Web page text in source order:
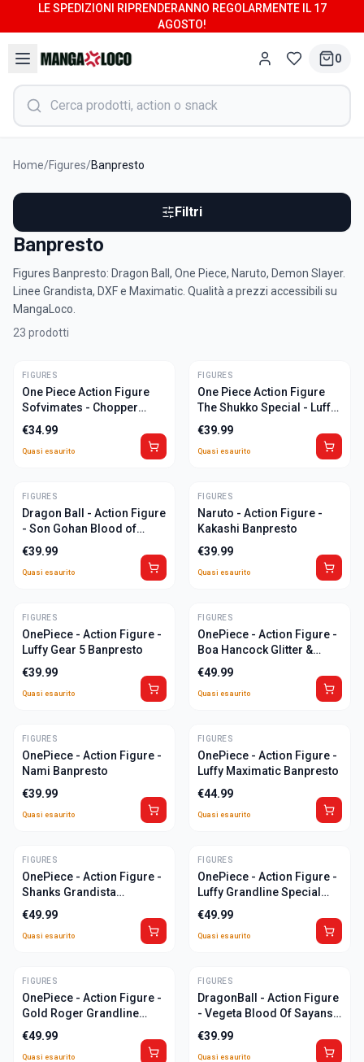
LE SPEDIZIONI RIPRENDERANNO REGOLARMENTE IL 17
AGOSTO!
0
Home/Figures/Banpresto
Filtri
Banpresto
Figures Banpresto: Dragon Ball, One Piece, Naruto, Demon Slayer.
Linee Grandista, DXF e Maximatic. Qualità a prezzi accessibili su
MangaLoco.
23 prodotti
ULTIME
FIGURES
One Piece Action Figure
Sofvimates - Chopper
Banpresto
€34.99
Quasi esaurito
ULTIME
FIGURES
One Piece Action Figure
The Shukko Special - Luffy
Banpresto
€39.99
Quasi esaurito
ULTIME
FIGURES
Dragon Ball - Action Figure
- Son Gohan Blood of
Saiyans Banpresto
€39.99
Quasi esaurito
ULTIME
FIGURES
Naruto - Action Figure -
Kakashi Banpresto
€39.99
Quasi esaurito
ULTIME
FIGURES
OnePiece - Action Figure -
Luffy Gear 5 Banpresto
€39.99
Quasi esaurito
ULTIME
FIGURES
OnePiece - Action Figure -
Boa Hancock Glitter &
Glamorous Banpresto
€49.99
Quasi esaurito
ULTIME
FIGURES
OnePiece - Action Figure -
Nami Banpresto
€39.99
Quasi esaurito
ULTIME
FIGURES
OnePiece - Action Figure -
Luffy Maximatic Banpresto
€44.99
Quasi esaurito
ULTIME
FIGURES
OnePiece - Action Figure -
Shanks Grandista
Banpresto
€49.99
Quasi esaurito
ULTIME
FIGURES
OnePiece - Action Figure -
Luffy Grandline Special
Series Banpresto
€49.99
Quasi esaurito
ULTIME
FIGURES
OnePiece - Action Figure -
Gold Roger Grandline
Special Series Banpresto
€49.99
Quasi esaurito
ULTIME
FIGURES
DragonBall - Action Figure
- Vegeta Blood Of Sayans
Banpresto
€39.99
Quasi esaurito